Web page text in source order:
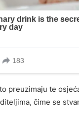
preuzimaju te
čime se